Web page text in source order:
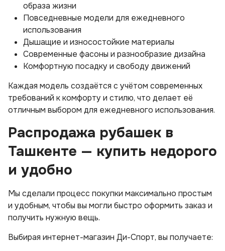
образа жизни
Повседневные модели для ежедневного
использования
Дышащие и износостойкие материалы
Современные фасоны и разнообразие дизайна
Комфортную посадку и свободу движений
Каждая модель создаётся с учётом современных
требований к комфорту и стилю, что делает её
отличным выбором для ежедневного использования.
Распродажа рубашек в
Ташкенте — купить недорого
и удобно
Мы сделали процесс покупки максимально простым
и удобным, чтобы вы могли быстро оформить заказ и
получить нужную вещь.
Выбирая интернет-магазин Ди-Спорт, вы получаете: